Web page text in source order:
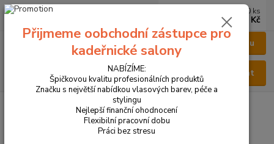
Menu
Hledat
0 ks
0 Kč
VŠECHNY PRODUKTY PARFÉM DÁMSKÝ 24 ml
PARFÉM DÁMSKÝ 24 ml
Přijmeme oobchodní zástupce pro
kadeřnické salony
NABÍZÍME:
Špičkovou kvalitu profesionálních produktů
Značku s největší nabídkou vlasových barev, péče a
stylingu
Nejlepší finanční ohodnocení
Flexibilní pracovní dobu
Práci bez stresu